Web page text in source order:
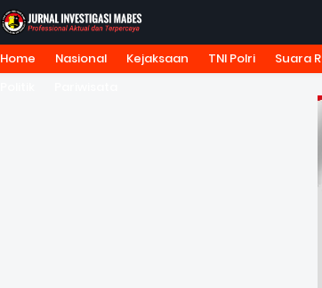
HOME TENTANG KAMI REDAKSI TARIF
Home Nasional Kejaksaan TNI Polri Suara